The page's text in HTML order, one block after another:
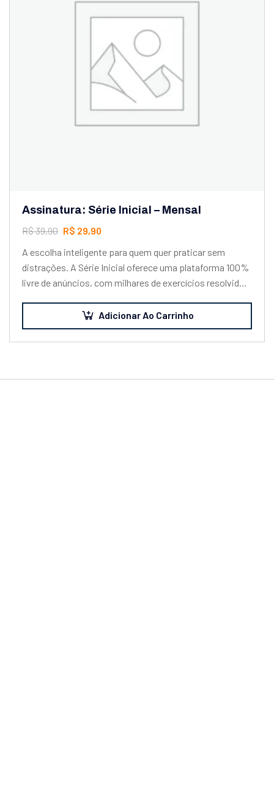
Assinatura: Série Inicial – Mensal
R$39,90 R$ 29,90
A escolha inteligente para quem quer praticar sem
distrações. A Série Inicial oferece uma plataforma 100%
livre de anúncios, com milhares de exercícios resolvidos
Adicionar Ao Carrinho